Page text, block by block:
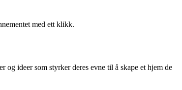
med ett klikk.
ideer som styrker deres evne til å skape et hjem de